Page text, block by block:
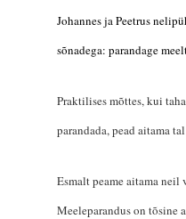
Johannes ja Peetrus
sõnadega: parandage
Praktilises mõttes, kui
parandada, pead aitama
Esmalt peame aitama neil
Meeleparandus on tõsine